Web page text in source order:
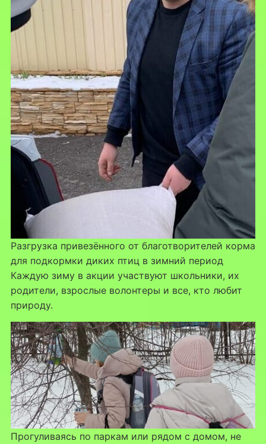
Разгрузка привезённого от благотворителей корма
для подкормки диких птиц в зимний период
Каждую зиму в акции участвуют школьники, их
родители, взрослые волонтеры и все, кто любит
природу.
Прогуливаясь по паркам или рядом с домом, не